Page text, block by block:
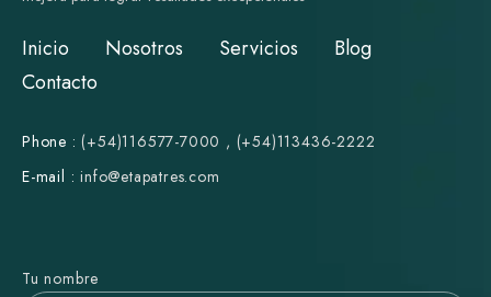
Inicio Nosotros Servicios
Blog
Contacto
Phone : (+54)116577-7000 , (+54)113436-2222
E-mail : info@etapatres.com
Tu nombre